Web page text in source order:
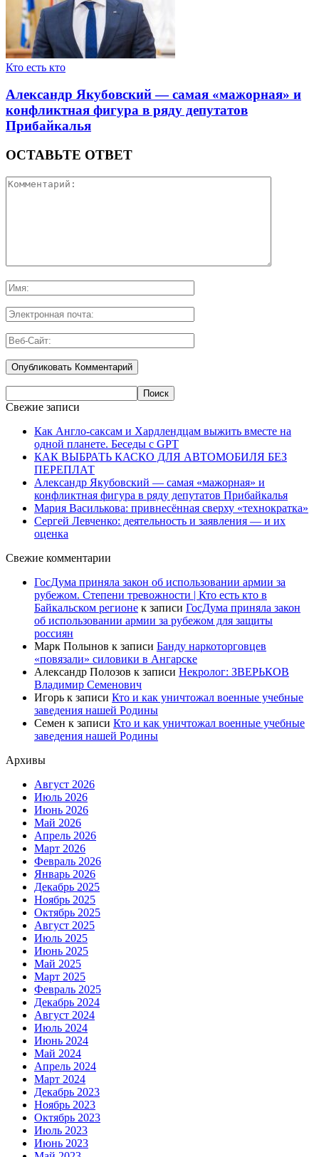
Кто есть кто
Александр Якубовский — самая «мажорная» и
конфликтная фигура в ряду депутатов
Прибайкалья
ОСТАВЬТЕ ОТВЕТ
Свежие записи
Как Англо-саксам и Хардлендцам выжить вместе на
одной планете. Беседы с GPT
КАК ВЫБРАТЬ КАСКО ДЛЯ АВТОМОБИЛЯ БЕЗ
ПЕРЕПЛАТ
Александр Якубовский — самая «мажорная» и
конфликтная фигура в ряду депутатов Прибайкалья
Мария Василькова: привнесённая сверху «технократка»
Сергей Левченко: деятельность и заявления — и их
оценка
Свежие комментарии
ГосДума приняла закон об использовании армии за
рубежом. Степени тревожности | Кто есть кто в
Байкальском регионе к записи ГосДума приняла закон
об использовании армии за рубежом для защиты
россиян
Марк Полынов к записи Банду наркоторговцев
«повязали» силовики в Ангарске
Александр Полозов к записи Некролог: ЗВЕРЬКОВ
Владимир Семенович
Игорь к записи Кто и как уничтожал военные учебные
заведения нашей Родины
Семен к записи Кто и как уничтожал военные учебные
заведения нашей Родины
Архивы
Август 2026
Июль 2026
Июнь 2026
Май 2026
Апрель 2026
Март 2026
Февраль 2026
Январь 2026
Декабрь 2025
Ноябрь 2025
Октябрь 2025
Август 2025
Июль 2025
Июнь 2025
Май 2025
Март 2025
Февраль 2025
Декабрь 2024
Август 2024
Июль 2024
Июнь 2024
Май 2024
Апрель 2024
Март 2024
Декабрь 2023
Ноябрь 2023
Октябрь 2023
Июль 2023
Июнь 2023